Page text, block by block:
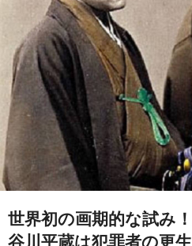
世界初の画期的な試み
谷川平蔵は犯罪者の更